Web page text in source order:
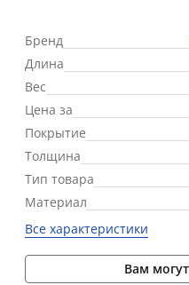
Бренд
Длина
Вес
Цена за
Покрытие
Толщина
Тип товара
Материал
Все характеристики
Вам